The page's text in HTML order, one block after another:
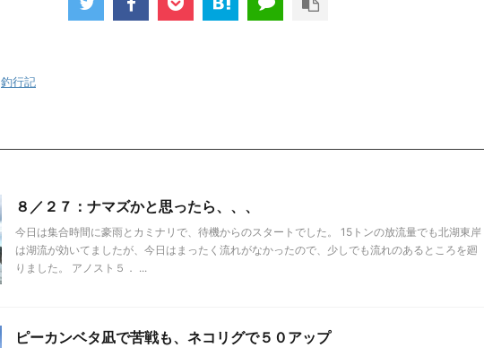
釣行記
８／２７：ナマズかと思ったら、、、
今日は集合時間に豪雨とカミナリで、待機からのスタートでした。 15トンの放流量でも北湖東岸
は湖流が効いてましたが、今日はまったく流れがなかったので、少しでも流れのあるところを廻
りました。 アノスト５． ...
ピーカンベタ凪で苦戦も、ネコリグで５０アップ